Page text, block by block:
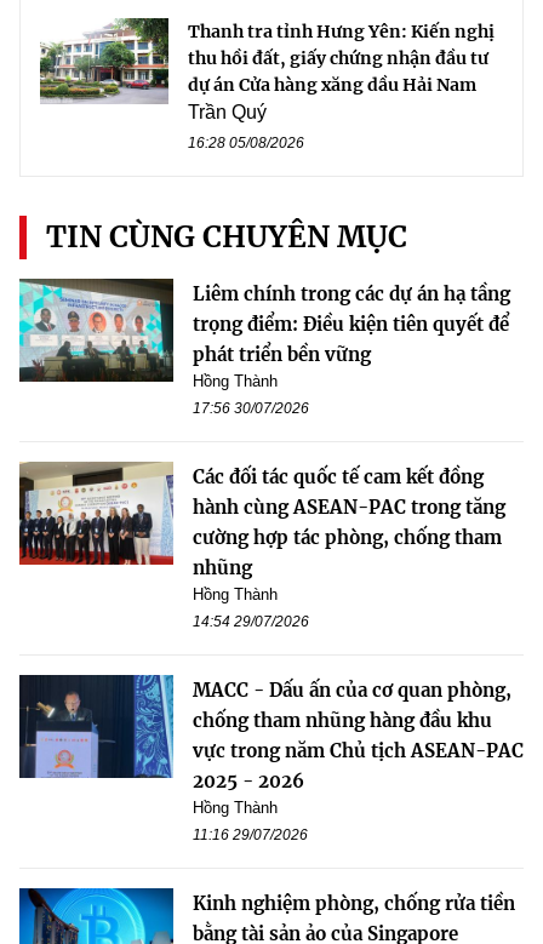
Thanh tra tỉnh Hưng Yên: Kiến nghị
thu hồi đất, giấy chứng nhận đầu tư
dự án Cửa hàng xăng dầu Hải Nam
Trần Quý
16:28 05/08/2026
TIN CÙNG CHUYÊN MỤC
Liêm chính trong các dự án hạ tầng
trọng điểm: Điều kiện tiên quyết để
phát triển bền vững
Hồng Thành
17:56 30/07/2026
Các đối tác quốc tế cam kết đồng
hành cùng ASEAN-PAC trong tăng
cường hợp tác phòng, chống tham
nhũng
Hồng Thành
14:54 29/07/2026
MACC - Dấu ấn của cơ quan phòng,
chống tham nhũng hàng đầu khu
vực trong năm Chủ tịch ASEAN-PAC
2025 - 2026
Hồng Thành
11:16 29/07/2026
Kinh nghiệm phòng, chống rửa tiền
bằng tài sản ảo của Singapore